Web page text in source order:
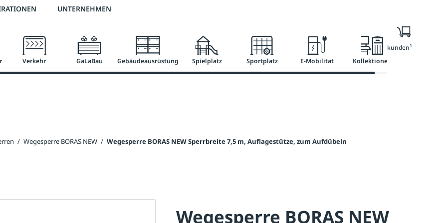
2 % Vorkassen-Skonto versandkostenfrei ab 50 €
UNTERNEHMEN
Verkehr GaLaBau Gebäudeausrüstung Spielplatz Sportplatz E-Mobilität Kollektionen
Nur für Geschäftskunden1
/ Wegesperre BORAS NEW / Wegesperre BORAS NEW Sperrbreite 7,5 m, Auflagestütze, zum Aufdübeln
Wegesperre BORAS NEW